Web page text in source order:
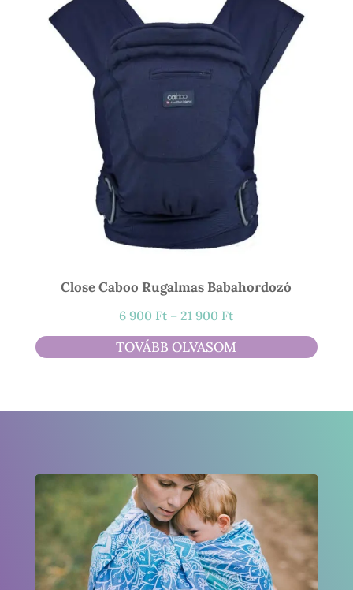
Close Caboo Rugalmas Babahordozó
6 900 Ft – 21 900 FtÁrtartomány:
6
900 Ft
TOVÁBB OLVASOM